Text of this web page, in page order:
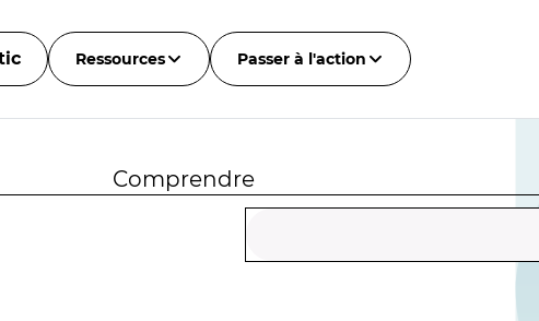
Ressources Passer à l'action
Comprendre